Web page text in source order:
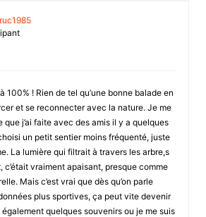
100% ! Rien de tel qu’une bonne balade en
et se reconnecter avec la nature. Je me
que j’ai faite avec des amis il y a quelques
un petit sentier moins fréquenté, juste
La lumière qui filtrait à travers les arbre,s
c’était vraiment apaisant, presque comme
Mais c’est vrai que dès qu’on parle
plus sportives, ça peut vite devenir
également quelques souvenirs ou je me suis